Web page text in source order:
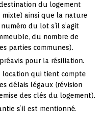
du logement
ainsi que la nature
du lot s’il s’agit
du nombre de
parties communes).
pour la résiliation.
location qui tient compte
délais légaux (révision
des clés du logement).
s’il est mentionné.